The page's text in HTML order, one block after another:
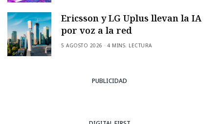
Ericsson y LG Uplus llevan la IA
por voz a la red
5 AGOSTO 2026 4 MINS. LECTURA
PUBLICIDAD